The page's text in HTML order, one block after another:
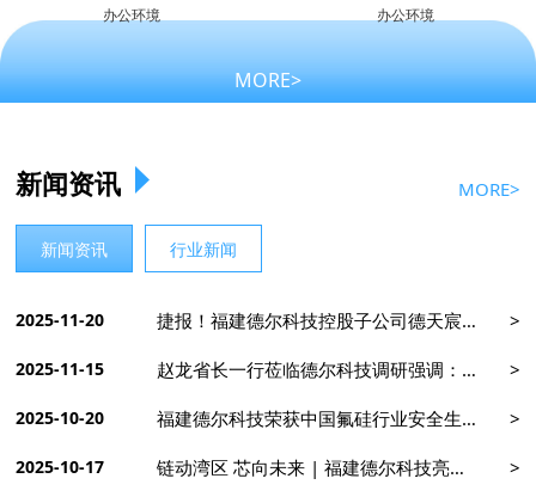
办公环境 办公环境
MORE>
新闻资讯 MORE>
新闻资讯 行业新闻
2025-11-20 捷报！福建德尔科技控股子公司德天宸斩获第十四届中国创新创业大赛颠覆性技术创新大赛——优胜奖
2025-11-15 赵龙省长一行莅临德尔科技调研强调：加强关键核心技术攻关，带动产业链上下游企业协同发展
2025-10-20 福建德尔科技荣获中国氟硅行业安全生产领域两项奖项
2025-10-17 链动湾区 芯向未来 | 福建德尔科技亮相湾芯展，以材料创新赋能产业未来